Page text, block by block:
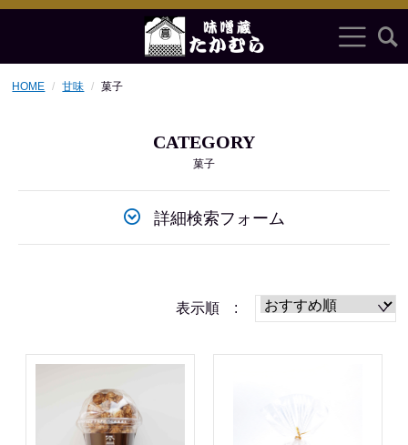
HOME 甘味 菓子
CATEGORY
菓子
詳細検索フォーム
表示順 :